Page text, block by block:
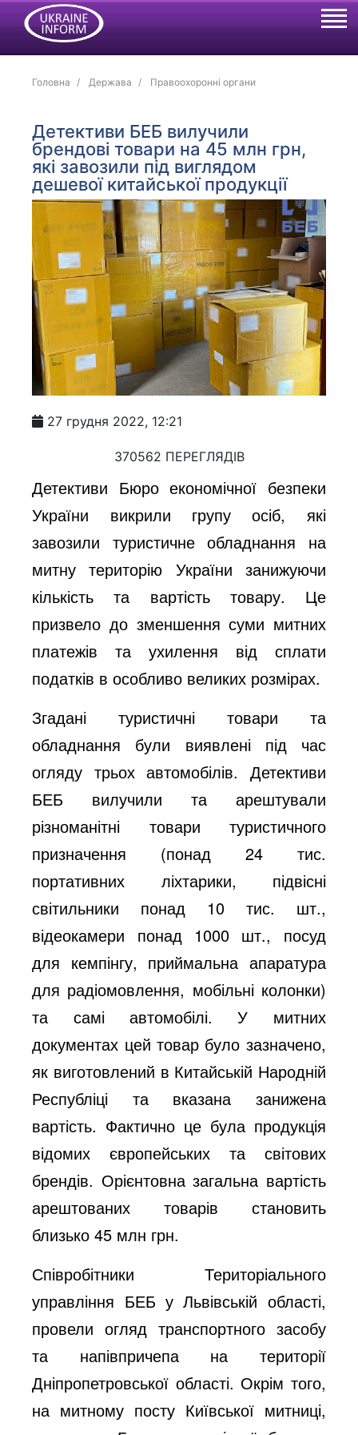
Головна Держава Правоохоронні органи
Детективи БЕБ вилучили
брендові товари на 45 млн грн,
які завозили під виглядом
дешевої китайської продукції
27 грудня 2022, 12:21
370562 ПЕРЕГЛЯДІВ
Детективи Бюро економічної безпеки
України викрили групу осіб, які
завозили туристичне обладнання на
митну територію України занижуючи
кількість та вартість товару. Це
призвело до зменшення суми митних
платежів та ухилення від сплати
податків в особливо великих розмірах.
Згадані туристичні товари та
обладнання були виявлені під час
огляду трьох автомобілів. Детективи
БЕБ вилучили та арештували
різноманітні товари туристичного
призначення (понад 24 тис.
портативних ліхтарики, підвісні
світильники понад 10 тис. шт.,
відеокамери понад 1000 шт., посуд
для кемпінгу, приймальна апаратура
для радіомовлення, мобільні колонки)
та самі автомобілі. У митних
документах цей товар було зазначено,
як виготовлений в Китайській Народній
Республіці та вказана занижена
вартість. Фактично це була продукція
відомих європейських та світових
брендів. Орієнтовна загальна вартість
арештованих товарів становить
близько 45 млн грн.
Співробітники Територіального
управління БЕБ у Львівській області,
провели огляд транспортного засобу
та напівпричепа на території
Дніпропетровської області. Окрім того,
на митному посту Київської митниці,